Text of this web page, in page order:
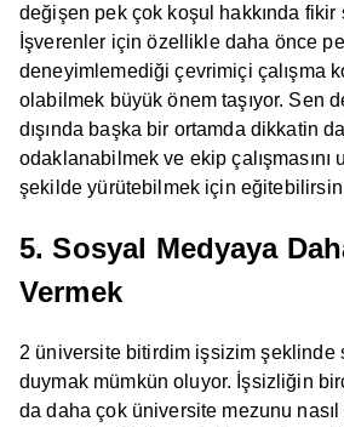
değişen pek çok koşul hakkında
İşverenler için özellikle daha önce
deneyimlemediği çevrimiçi çalışma
olabilmek büyük önem taşıyor. Sen
dışında başka bir ortamda dikkatin
odaklanabilmek ve ekip çalışmasını
şekilde yürütebilmek için
5. Sosyal Medyaya
Vermek
2 üniversite bitirdim işsizim şeklinde
duymak mümkün oluyor. İşsizliğin
da daha çok üniversite mezunu